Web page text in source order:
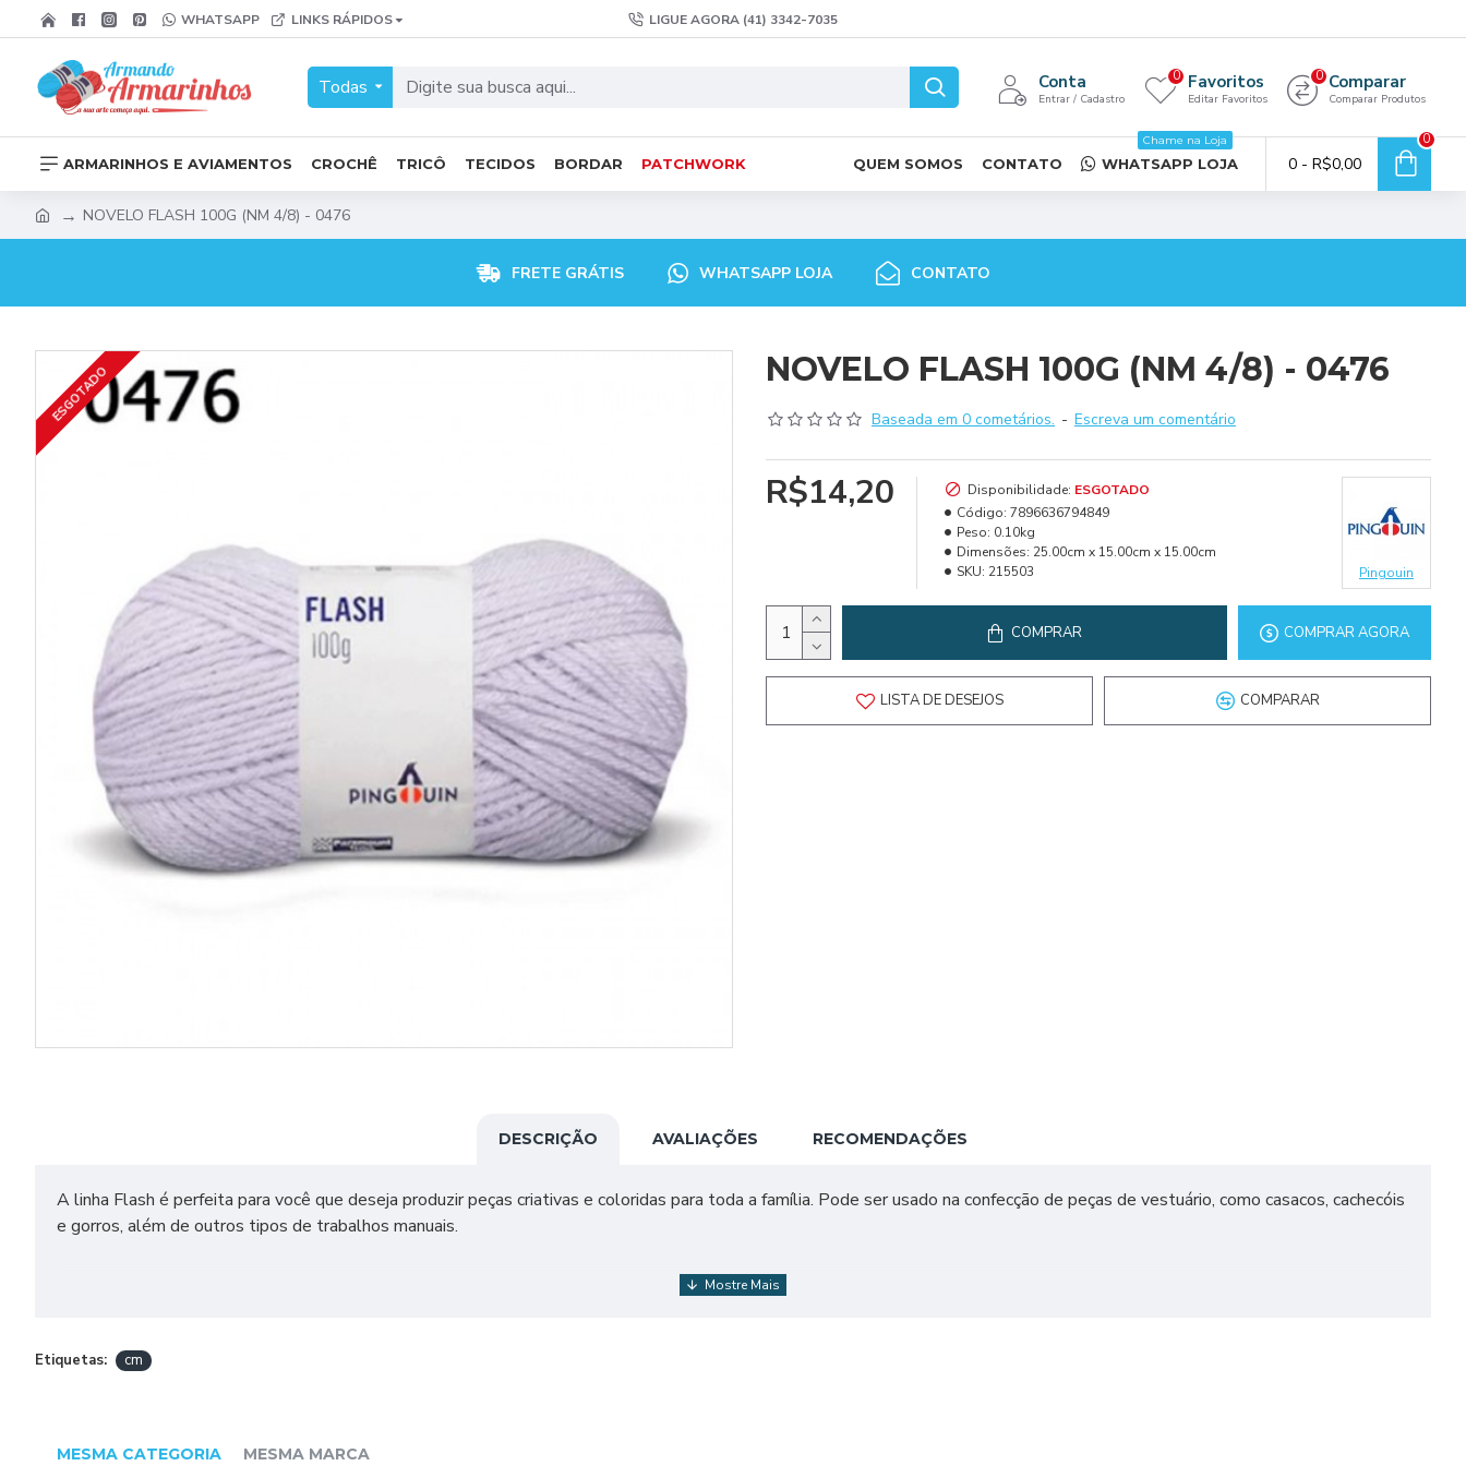
WHATSAPP LINKS RÁPIDOS LIGUE AGORA (41) 3342-7035
Todas Conta
Entrar / Cadastro
Favoritos
Editar Favoritos
0 Comparar
Comparar Produtos
0
ARMARINHOS E AVIAMENTOS CROCHÊ TRICÔ TECIDOS BORDAR PATCHWORK QUEM SOMOS CONTATO WHATSAPP LOJA
Chame na Loja
0 - R$0,00
0
NOVELO FLASH 100G (NM 4/8) - 0476
FRETE GRÁTIS WHATSAPP LOJA CONTATO
ESGOTADO NOVELO FLASH 100G (NM 4/8) - 0476
Baseada em 0 cometários. - Escreva um comentário
R$14,20 Disponibilidade: ESGOTADO
Código: 7896636794849
Peso: 0.10kg
Dimensões: 25.00cm x 15.00cm x 15.00cm
SKU: 215503 Pingouin
COMPRAR COMPRAR AGORA
LISTA DE DESEJOS COMPARAR
DESCRIÇÃO AVALIAÇÕES RECOMENDAÇÕES
A linha Flash é perfeita para você que deseja produzir peças criativas e coloridas para toda a família. Pode ser usado na confecção de peças de vestuário, como casacos, cachecóis
e gorros, além de outros tipos de trabalhos manuais.
TEX 500
Etiquetas: cm
MESMA CATEGORIA MESMA MARCA